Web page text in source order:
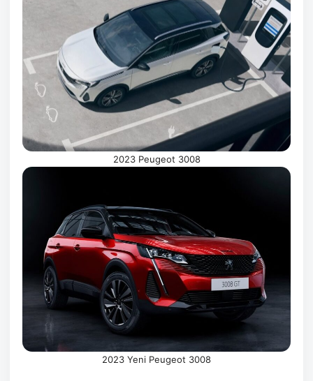
2023 Peugeot 3008
2023 Yeni Peugeot 3008